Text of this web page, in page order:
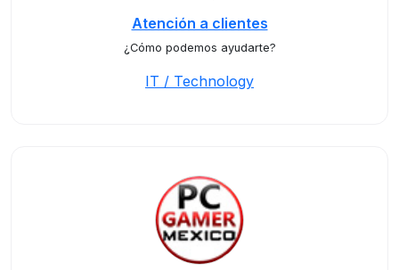
Atención a clientes
¿Cómo podemos ayudarte?
IT / Technology